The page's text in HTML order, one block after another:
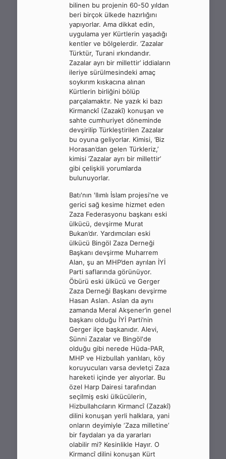
bilinen bu projenin 60-50 yıldan
beri birçok ülkede hazırlığını
yapıyorlar. Ama dikkat edin,
uygulama yer Kürtlerin yaşadığı
kentler ve bölgelerdir. ’Zazalar
Türktür, Turani ırkındandır.
Zazalar ayrı bir millettir’ iddiaların
ileriye sürülmesindeki amaç
soykırım kıskacına alınan
Kürtlerin birliğini bölüp
parçalamaktır. Ne yazık ki bazı
Kirmanckî (Zazakî) konuşan ve
sahte cumhuriyet döneminde
devşirilip Türkleştirilen Zazalar
bu oyuna geliyorlar. Kimisi, ’Biz
Horasan’dan gelen Türkleriz,’
kimisi ’Zazalar ayrı bir millettir’
gibi çelişkili yorumlarda
bulunuyorlar.
Batı'nın 'Ilımlı İslam projesi'ne ve
gerici sağ kesime hizmet eden
Zaza Federasyonu başkanı eski
ülkücü, devşirme Murat
Bukan’dır. Yardımcıları eski
ülkücü Bingöl Zaza Derneği
Başkanı devşirme Muharrem
Alan, şu an MHP’den ayrılan İYİ
Parti saflarında görünüyor.
Öbürü eski ülkücü ve Gerger
Zaza Derneği Başkanı devşirme
Hasan Aslan. Aslan da aynı
zamanda Meral Akşener’in genel
başkanı olduğu İYİ Parti’nin
Gerger ilçe başkanıdır. Alevi,
Sünni Zazalar ve Bingöl'de
olduğu gibi nerede Hüda-PAR,
MHP ve Hizbullah yanlıları, köy
koruyucuları varsa devletçi Zaza
hareketi içinde yer alıyorlar. Bu
özel Harp Dairesi tarafından
seçilmiş eski ülkücülerin,
Hizbullahcıların Kirmancî (Zazakî)
dilini konuşan yerli halklara, yani
onların deyimiyle ‘Zaza milletine’
bir faydaları ya da yararları
olabilir mi? Kesinlikle Hayır. O
Kirmancî dilini konuşan Kürt